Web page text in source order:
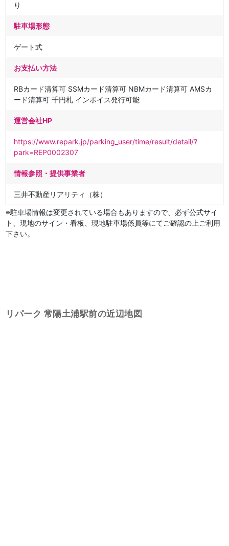
り
駐車場形態
ゲート式
お支払い方法
RBカード清算可 SSMカード清算可 NBMカード清算可 AMSカ
ード清算可 千円札 インボイス発行可能
運営会社HP
https://www.repark.jp/parking_user/time/result/detail/?
park=REP0002307
情報参照・提供事業者
三井不動産リアリティ（株）
※駐車場情報は変更されている場合もありますので、必ず公式サイ
ト、現地のサイン・看板、現地駐車場係員等にてご確認の上ご利用
下さい。
リパーク 常陽土浦駅前の近辺地図